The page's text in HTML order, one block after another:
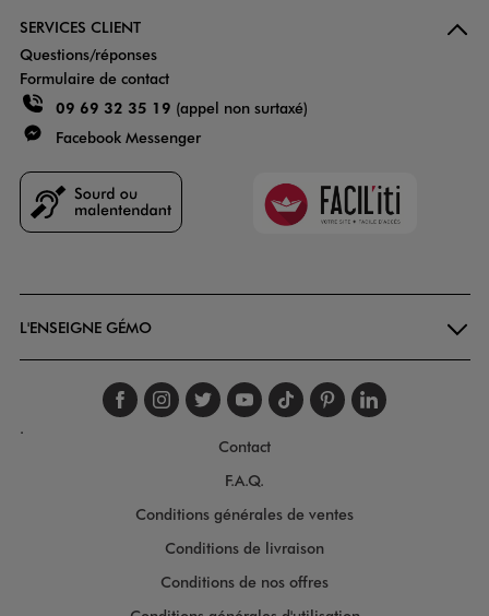
SERVICES CLIENT
Questions/réponses
Formulaire de contact
09 69 32 35 19 (appel non surtaxé)
Facebook Messenger
Faciliti
L'ENSEIGNE GÉMO
Suivez-nous sur
Suivez-nous sur
Suivez-nous sur
Suivez-nous
Suivez-nous
Suivez-
.
Contact
F.A.Q.
Conditions générales de ventes
Conditions de livraison
Conditions de nos offres